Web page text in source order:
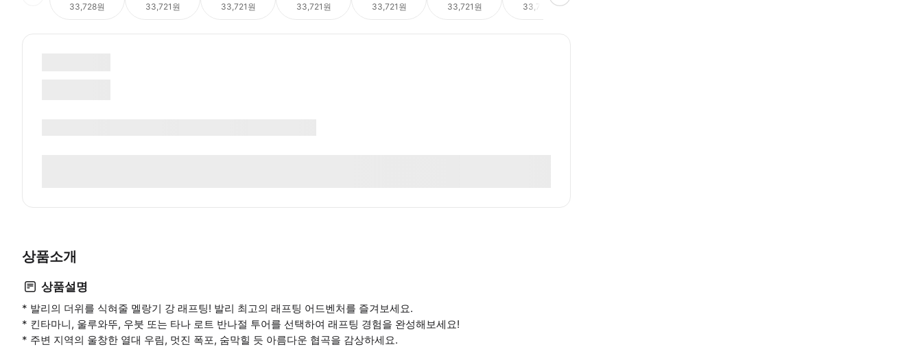
33,728원 33,721원 33,721원 33,721원 33,721원 33,721원 33,721원
상품소개
상품설명
* 발리의 더위를 식혀줄 멜랑기 강 래프팅! 발리 최고의 래프팅 어드벤처를 즐겨보세요.
* 킨타마니, 울루와뚜, 우붓 또는 타나 로트 반나절 투어를 선택하여 래프팅 경험을 완성해보세요!
* 주변 지역의 울창한 열대 우림, 멋진 폭포, 숨막힐 듯 아름다운 협곡을 감상하세요.